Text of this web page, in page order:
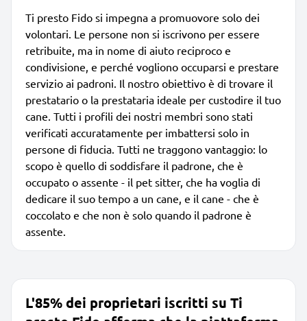
Ti presto Fido si impegna a promuovore solo dei
volontari. Le persone non si iscrivono per essere
retribuite, ma in nome di aiuto reciproco e
condivisione, e perché vogliono occuparsi e prestare
servizio ai padroni. Il nostro obiettivo è di trovare il
prestatario o la prestataria ideale per custodire il tuo
cane. Tutti i profili dei nostri membri sono stati
verificati accuratamente per imbattersi solo in
persone di fiducia. Tutti ne traggono vantaggio: lo
scopo è quello di soddisfare il padrone, che è
occupato o assente - il pet sitter, che ha voglia di
dedicare il suo tempo a un cane, e il cane - che è
coccolato e che non è solo quando il padrone è
assente.
L'85% dei proprietari iscritti su Ti